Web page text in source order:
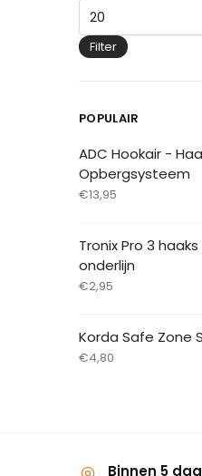
Filter
POPULAIR
ADC Hookair -
Opbergsysteem
€13,95
Tronix Pro 3
onderlijn
€2,95
Korda Safe Zone
€4,80
Binnen 5